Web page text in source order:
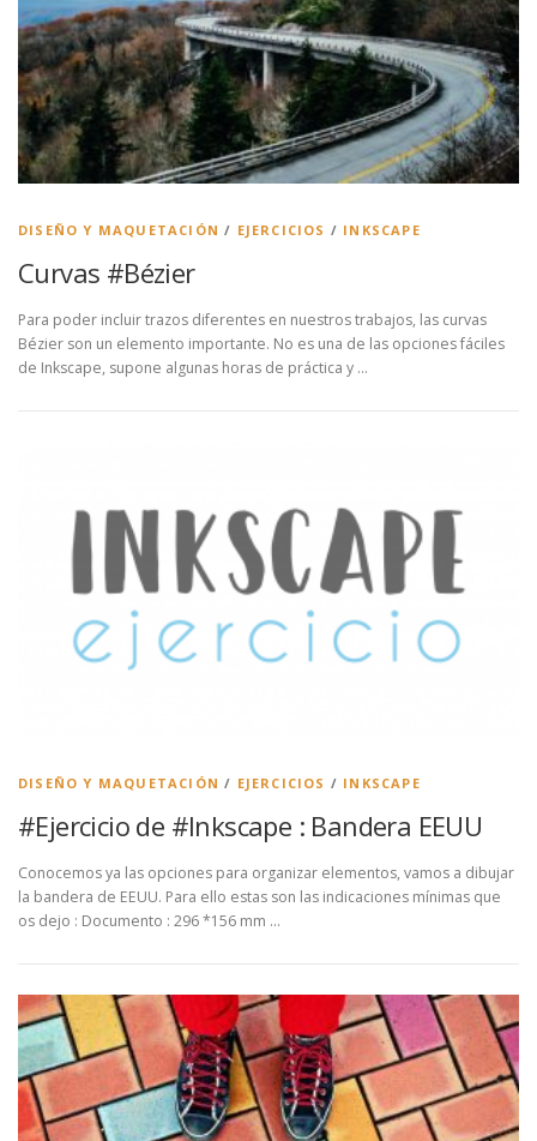
DISEÑO Y MAQUETACIÓN / EJERCICIOS / INKSCAPE
Curvas #Bézier
Para poder incluir trazos diferentes en nuestros trabajos, las curvas
Bézier son un elemento importante. No es una de las opciones fáciles
de Inkscape, supone algunas horas de práctica y …
DISEÑO Y MAQUETACIÓN / EJERCICIOS / INKSCAPE
#Ejercicio de #Inkscape : Bandera EEUU
Conocemos ya las opciones para organizar elementos, vamos a dibujar
la bandera de EEUU. Para ello estas son las indicaciones mínimas que
os dejo : Documento : 296 *156 mm …